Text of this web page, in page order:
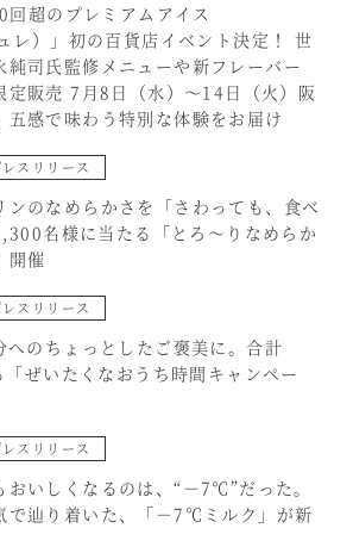
超のプレミアムアイス
レ）」初の百貨店イベント決定！ 世
純司氏監修メニューや新フレーバー
定販売 7月8日（水）～14日（火）阪
五感で味わう特別な体験をお届け
レスリリース
ンのなめらかさを「さわっても、食べ
名様に当たる「とろ～りなめらか
開催
レスリリース
へのちょっとしたご褒美に。合計
ぜいたくなおうち時間キャンペー
レスリリース
おいしくなるのは、“－7℃”だった。
で辿り着いた、「－7℃ミルク」が新